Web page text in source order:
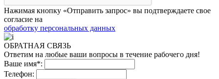
Нажимая кнопку «Отправить запрос» вы подтверждаете свое
согласие на
обработку персональных данных
ОБРАТНАЯ СВЯЗЬ
Ответим на любые ваши вопросы в течение рабочего дня!
Ваше имя*:
Телефон: